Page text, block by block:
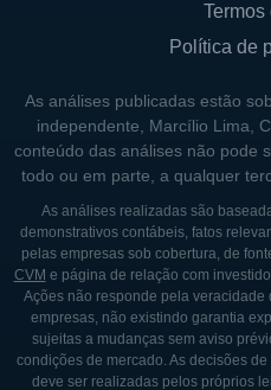
Termos
Política de
As análises publicadas estão
independente, Marcílio Lima,
conteúdo das análises não pode
todo ou em parte, a qualquer
As análises realizadas são
demonstrativos contábeis, fatos
pelas empresas sob cobertura, de
CVM e página de relação com
Ações não responde pela
empresas, não existindo garantia
sujeitas a mudanças sem aviso
condições de mercado. As decisões
deve ser realizadas pelos próprios